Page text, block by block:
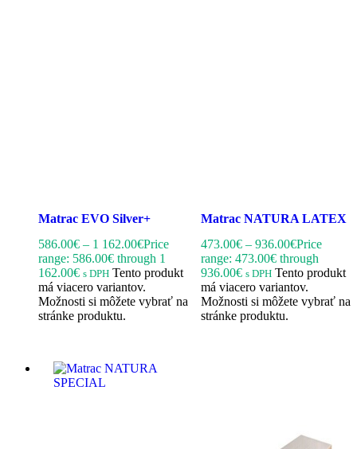
Matrac EVO Silver+
586.00€ – 1 162.00€Price
range: 586.00€ through 1
162.00€ s DPH Tento produkt
má viacero variantov.
Možnosti si môžete vybrať na
stránke produktu.
Matrac NATURA LATEX
473.00€ – 936.00€Price
range: 473.00€ through
936.00€ s DPH Tento produkt
má viacero variantov.
Možnosti si môžete vybrať na
stránke produktu.